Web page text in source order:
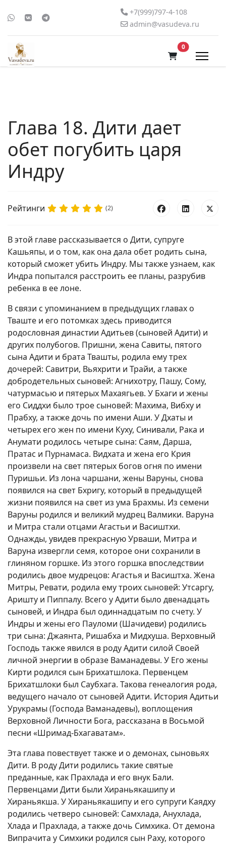
+7(999)797-4-108
admin@vasudeva.ru
0В корзину
Глава 18. Дити дает
обет погубить царя
Индру
Рейтинги (2)
В этой главе рассказывается о Дити, супруге
Кашьяпы, и о том, как она дала обет родить сына,
который сможет убить Индру. Мы также узнаем, как
Индра попытался расстроить ее планы, разрубив
ребенка в ее лоне.
В связи с упоминанием в предыдущих главах о
Тваште и его потомках здесь приводится
родословная династии Адитьев (сыновей Адити) и
других полубогов. Пришни, жена Савиты, пятого
сына Адити и брата Твашты, родила ему трех
дочерей: Савитри, Вьяхрити и Трайи, а также
добродетельных сыновей: Агнихотру, Пашу, Сому,
чатурмасью и пятерых Махаягьев. У Бхаги и жены
его Сиддхи было трое сыновей: Махима, Вибху и
Прабху, а также дочь по имени Аши. У Дхаты и
четырех его жен по имени Куху, Синивали, Рака и
Анумати родилось четыре сына: Саям, Дарша,
Пратас и Пурнамаса. Видхата и жена его Крия
произвели на свет пятерых богов огня по имени
Пуришьи. Из лона чаршани, жены Варуны, снова
появился на свет Бхригу, который в предыдущей
жизни появился на свет из ума Брахмы. Из семени
Варуны родился и великий мудрец Валмики. Варуна
и Митра стали отцами Агастьи и Васиштхи.
Однажды, увидев прекрасную Урваши, Митра и
Варуна извергли семя, которое они сохранили в
глиняном горшке. Из этого горшка впоследствии
родились двое мудрецов: Агастья и Васиштха. Жена
Митры, Ревати, родила ему троих сыновей: Утсаргу,
Аришту и Пиппалу. Всего у Адити было двенадцать
сыновей, и Индра был одиннадцатым по счету. У
Индры и жены его Пауломи (Шачидеви) родились
три сына: Джаянта, Ришабха и Мидхуша. Верховный
Господь также явился в роду Адити силой Своей
личной энергии в образе Ваманадевы. У Его жены
Кирти родился сын Брихатшлока. Первенцем
Брихатшлоки был Саубхага. Такова генеалогия рода,
ведущего начало от сыновей Адити. История Адитьи
Урукрамы (Господа Ваманадевы), воплощения
Верховной Личности Бога, рассказана в Восьмой
песни «Шримад-Бхагаватам».
Эта глава повествует также и о демонах, сыновьях
Дити. В роду Дити родились такие святые
преданные, как Прахлада и его внук Бали.
Первенцами Дити были Хираньякашипу и
Хираньякша. У Хираньякашипу и его супруги Каядху
родились четверо сыновей: Самхлада, Анухлада,
Хлада и Прахлада, а также дочь Симхика. От демона
Випрачита у Симхики родился сын Раху, которого